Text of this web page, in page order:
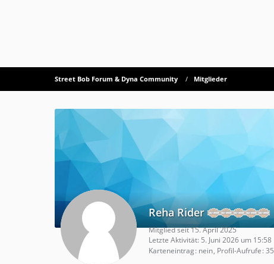
Street Bob Forum & Dyna Community Mitglieder
Reha Rider
Mitglied seit 15. April 2025
Letzte Aktivität: 5. Juni 2026 um 15:58
Karteneintrag nein Profil-Aufrufe 35